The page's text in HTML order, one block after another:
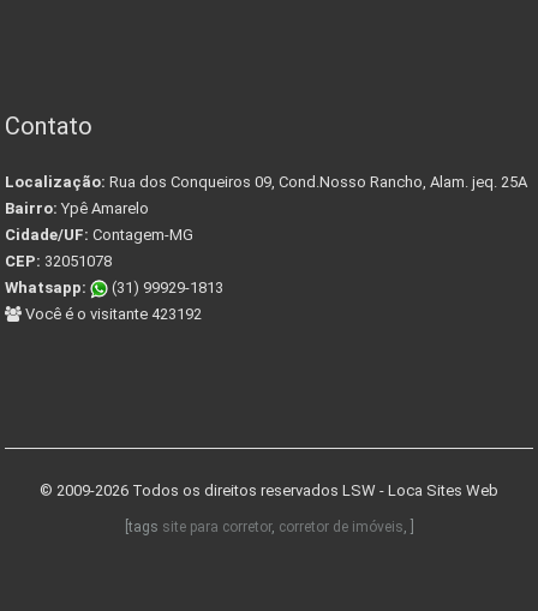
Contato
Localização: Rua dos Conqueiros 09, Cond.Nosso Rancho, Alam. jeq. 25A
Bairro: Ypê Amarelo
Cidade/UF: Contagem-MG
CEP: 32051078
Whatsapp:
(31) 99929-1813
Você é o visitante 423192
© 2009-2026 Todos os direitos reservados LSW - Loca Sites Web
[tags site para corretor, corretor de imóveis, ]